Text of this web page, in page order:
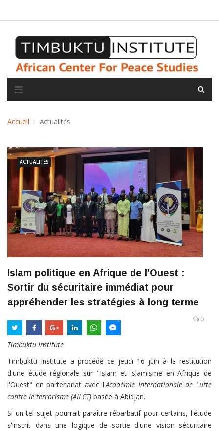
Accueil Actualités
ACTUALITÉS
Islam politique en Afrique de l'Ouest :
Sortir du sécuritaire immédiat pour
appréhender les stratégies à long terme
0
Timbuktu Institute
Timbuktu Institute a procédé ce jeudi 16 juin à la restitution
d'une étude régionale sur "Islam et islamisme en Afrique de
l'Ouest" en partenariat avec l'Académie Internationale de Lutte
contre le terrorisme (AILCT) basée à Abidjan.
Si un tel sujet pourrait paraître rébarbatif pour certains, l'étude
s'inscrit dans une logique de sortie d'une vision sécuritaire